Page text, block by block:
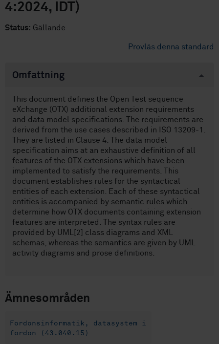
4:2024, IDT)
Status: Gällande
Provläs denna standard
Omfattning
This document defines the Open Test sequence
eXchange (OTX) additional extension requirements
and data model specifications. The requirements are
derived from the use cases described in ISO 13209-1.
They are listed in Clause 4. The data model
specification aims at an exhaustive definition of all
features of the OTX extensions which have been
implemented to satisfy the requirements. This
document establishes rules for the syntactical
entities of each extension. Each of these syntactical
entities is accompanied by semantic rules which
determine how OTX documents containing extension
features are interpreted. The syntax rules are
provided by UML[2] class diagrams and XML
schemas, whereas the semantics are given by UML
activity diagrams and prose definitions.
Ämnesområden
Fordonsinformatik, datasystem i
fordon (43.040.15)